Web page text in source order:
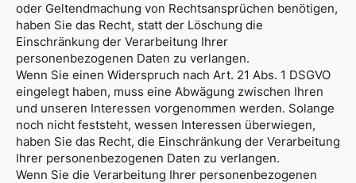
oder Geltendmachung von Rechtsansprüchen benötigen,
haben Sie das Recht, statt der Löschung die
Einschränkung der Verarbeitung Ihrer
personenbezogenen Daten zu verlangen.
Wenn Sie einen Widerspruch nach Art. 21 Abs. 1 DSGVO
eingelegt haben, muss eine Abwägung zwischen Ihren
und unseren Interessen vorgenommen werden. Solange
noch nicht feststeht, wessen Interessen überwiegen,
haben Sie das Recht, die Einschränkung der Verarbeitung
Ihrer personenbezogenen Daten zu verlangen.
Wenn Sie die Verarbeitung Ihrer personenbezogenen